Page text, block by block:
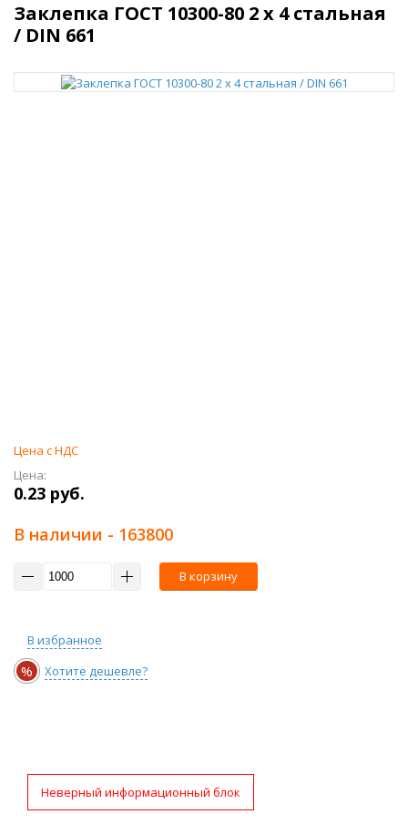
Заклепка ГОСТ 10300-80 2 х 4 стальная
/ DIN 661
Цена с НДС
Цена:
0.23 руб.
В наличии - 163800
В корзину
В избранное
% Хотите дешевле?
Неверный информационный блок